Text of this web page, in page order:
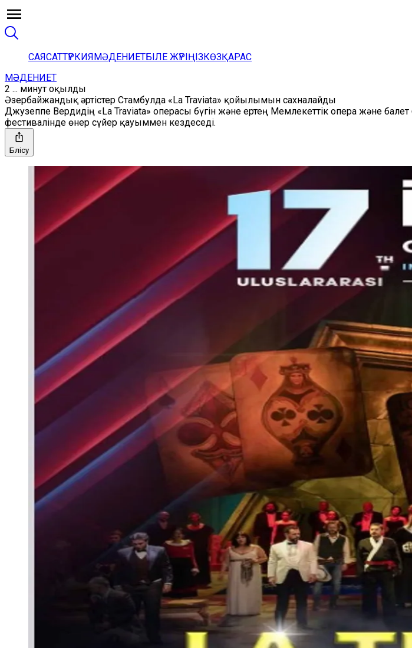
САЯСАТТҮРКИЯМӘДЕНИЕТБІЛЕ ЖҮРІҢІЗКӨЗҚАРАС
МӘДЕНИЕТ
2 ... минут оқылды
Әзербайжандық әртістер Стамбулда «La Traviata» қойылымын сахналайды
Джузеппе Вердидің «La Traviata» операсы бүгін және ертең Мемлекеттік опера және
фестивалінде өнер сүйер қауыммен кездеседі.
Бөлісу